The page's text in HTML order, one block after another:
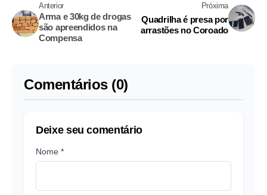
Anterior
Arma e 30kg de drogas
são apreendidos na
Compensa
Próxima
Quadrilha é presa por
arrastões no Coroado
Comentários (0)
Deixe seu comentário
Nome *